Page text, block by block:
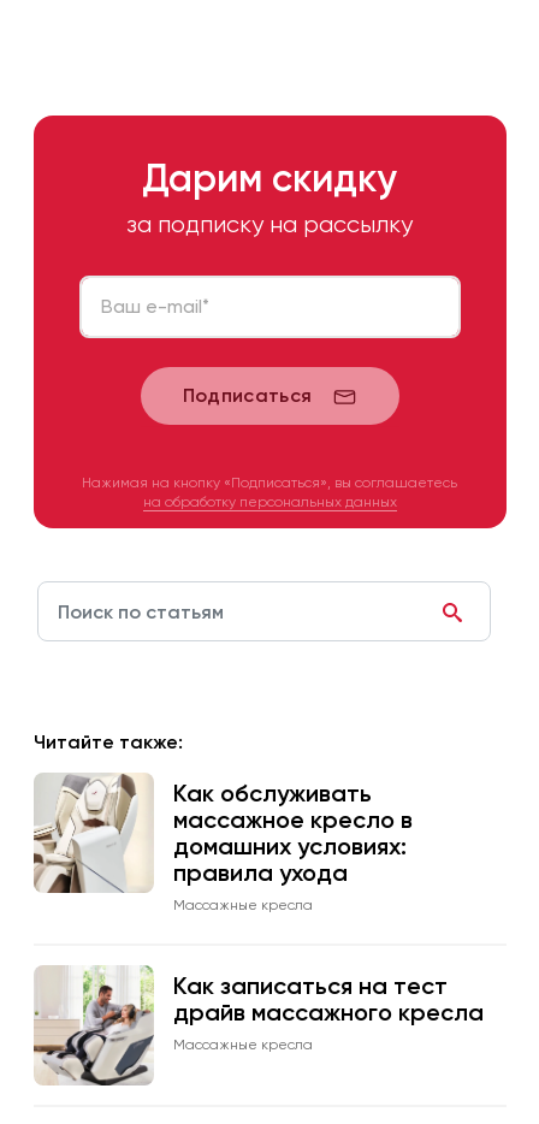
Дарим скидку
за подписку на рассылку
Ваш e-mail*
Подписаться
Нажимая на кнопку «Подписаться», вы соглашаетесь
на обработку персональных данных
Читайте также:
Как обслуживать
массажное кресло в
домашних условиях:
правила ухода
Массажные кресла
Как записаться на тест
драйв массажного кресла
Массажные кресла